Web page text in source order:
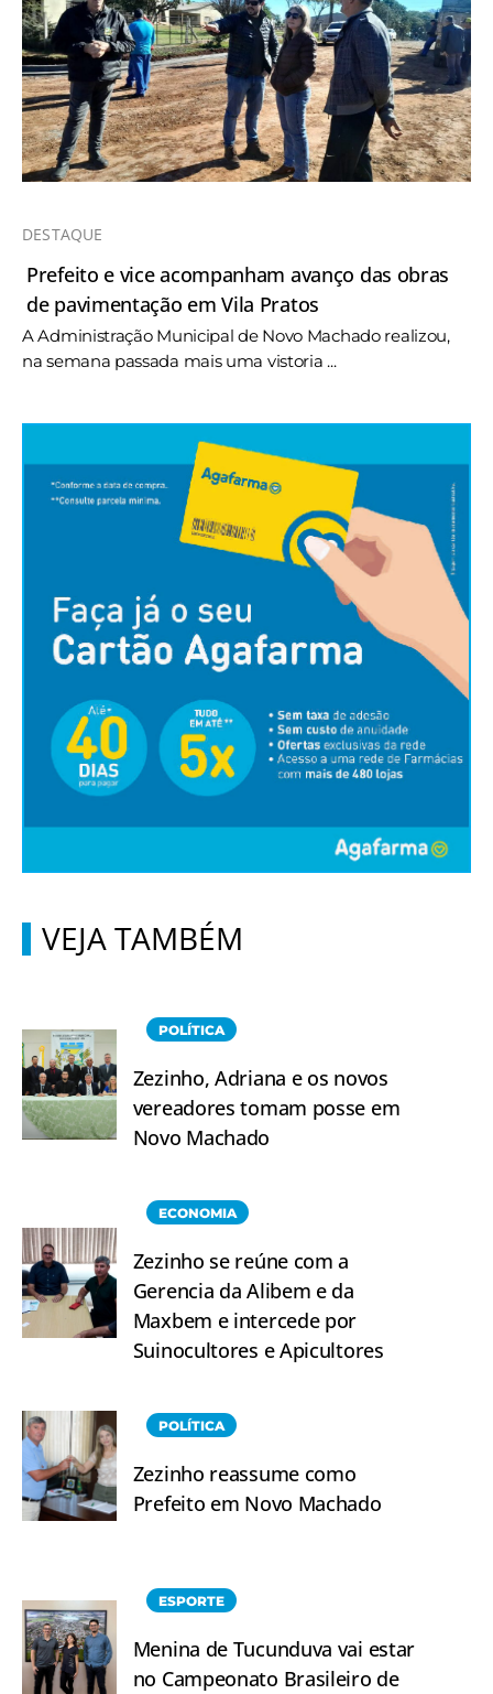
DESTAQUE
Prefeito e vice acompanham avanço das obras
de pavimentação em Vila Pratos
A Administração Municipal de Novo Machado realizou,
na semana passada mais uma vistoria ...
VEJA TAMBÉM
POLÍTICA
Zezinho, Adriana e os novos
vereadores tomam posse em
Novo Machado
ECONOMIA
Zezinho se reúne com a
Gerencia da Alibem e da
Maxbem e intercede por
Suinocultores e Apicultores
POLÍTICA
Zezinho reassume como
Prefeito em Novo Machado
ESPORTE
Menina de Tucunduva vai estar
no Campeonato Brasileiro de